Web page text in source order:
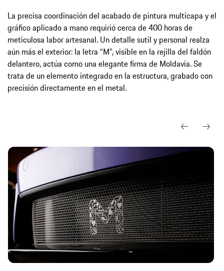
La precisa coordinación del acabado de pintura multicapa y el
gráfico aplicado a mano requirió cerca de 400 horas de
meticulosa labor artesanal. Un detalle sutil y personal realza
aún más el exterior: la letra “M”, visible en la rejilla del faldón
delantero, actúa como una elegante firma de Moldavia. Se
trata de un elemento integrado en la estructura, grabado con
precisión directamente en el metal.